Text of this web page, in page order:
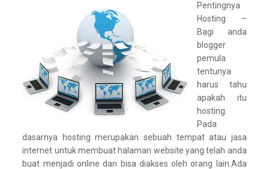
Pentingnya
Hosting –
Bagi anda
blogger
pemula
tentunya
harus tahu
apakah itu
hosting.
Pada
dasarnya hosting merupakan sebuah tempat atau jasa
internet untuk membuat halaman website yang telah anda
buat menjadi online dan bisa diakses oleh orang lain.Ada